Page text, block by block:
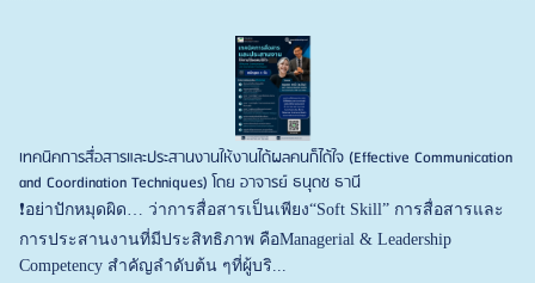
เทคนิคการสื่อสารและประสานงานให้งานได้ผลคนก็ได้ใจ (Effective Communication
and Coordination Techniques) โดย อาจารย์ ธนุดช ธานี
❗️อย่าปักหมุดผิด… ว่าการสื่อสารเป็นเพียง“Soft Skill” การสื่อสารและ
การประสานงานที่มีประสิทธิภาพ คือManagerial & Leadership
Competency สำคัญลำดับต้น ๆที่ผู้บริ...